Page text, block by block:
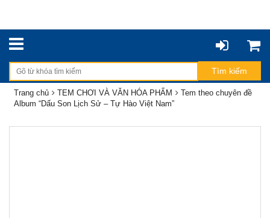
Trang chủ TEM CHƠI VÀ VĂN HÓA PHẨM
Tem theo chuyên đề
Album “Dấu Son Lịch Sử – Tự Hào Việt Nam”